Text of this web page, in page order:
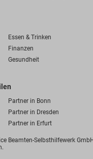
Essen & Trinken
Finanzen
Gesundheit
Partner in Bonn
Partner in Dresden
Partner in Erfurt
Beamten-Selbsthilfewerk